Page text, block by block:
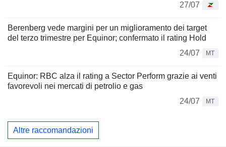
27/07
Berenberg vede margini per un miglioramento dei target
del terzo trimestre per Equinor; confermato il rating Hold
24/07
MT
Equinor: RBC alza il rating a Sector Perform grazie ai venti
favorevoli nei mercati di petrolio e gas
24/07
MT
Altre raccomandazioni